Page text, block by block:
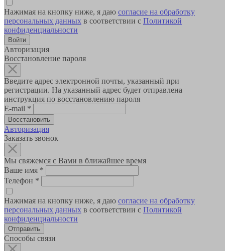
Нажимая на кнопку ниже, я даю согласие на обработку
персональных данных в соответствии с Политикой
конфиденциальности
Авторизация
Восстановление пароля
Введите адрес электронной почты, указанный при
регистрации. На указанный адрес будет отправлена
инструкция по восстановлению пароля
E-mail *
Авторизация
Заказать звонок
Мы свяжемся с Вами в ближайшее время
Ваше имя *
Телефон *
Нажимая на кнопку ниже, я даю согласие на обработку
персональных данных в соответствии с Политикой
конфиденциальности
Способы связи